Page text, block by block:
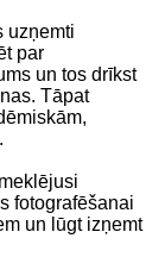
uzņemti
par
un tos drīkst
Tāpat
fotografēšanai
un lūgt izņemt